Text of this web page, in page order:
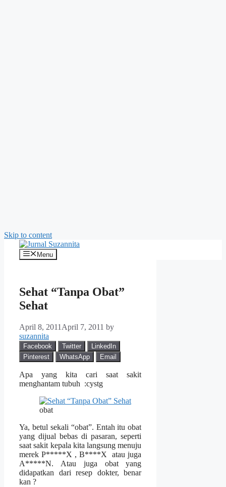
Skip to content
Menu
Sehat “Tanpa Obat”
Sehat
April 8, 2011 April 7, 2011 by
suzannita
Facebook Twitter
LinkedIn
Pinterest
WhatsApp Email
Apa yang kita cari saat sakit
menghantam tubuh :cystg
obat
Ya, betul sekali “obat”. Entah itu obat
yang dijual bebas di pasaran, seperti
saat sakit kepala kita langsung menuju
merek P*****X , B****X atau juga
A*****N. Atau juga obat yang
didapatkan dari resep dokter, benar
kan ?